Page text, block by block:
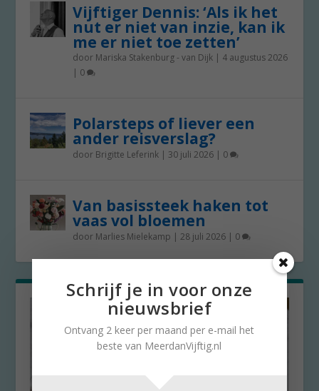
Vijftiger Dennis: ‘Als ik het
nut er niet van inzie, kan ik
me er niet toe zetten’
door Mariska Stakenburg - van Dijk | 4 augustus 2026
| 0
Polarsteps of liever een
ander reisverslag?
door Brigitte Leferink | 30 juli 2026 | 0
Van basissteek haken tot
vaas vol bloemen
door Marlies Mielekamp |28 juli 2026 | 0
Schrijf je in voor onze
nieuwsbrief
Ontvang 2 keer per maand per e-mail het
beste van MeerdanVijftig.nl